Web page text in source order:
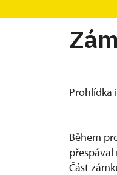
Prohlídka
Během
přespával
Část